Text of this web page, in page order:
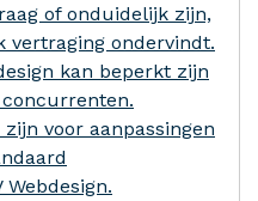
of onduidelijk zijn,
vertraging ondervindt.
kan beperkt zijn
voor aanpassingen